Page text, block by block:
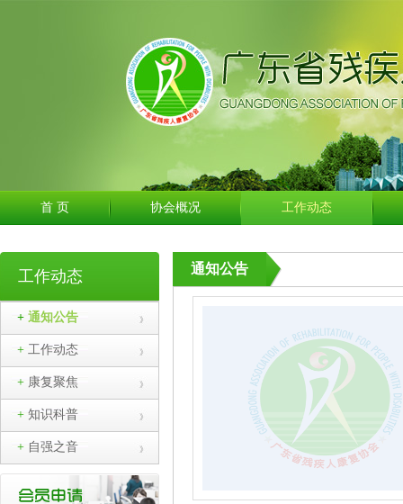
首 页 协会概况 工作动态
工作动态
+ 通知公告
+ 工作动态
+ 康复聚焦
+ 知识科普
+ 自强之音
通知公告
协会单位会员...
东省残疾人康复协会单位会员的函.pdf